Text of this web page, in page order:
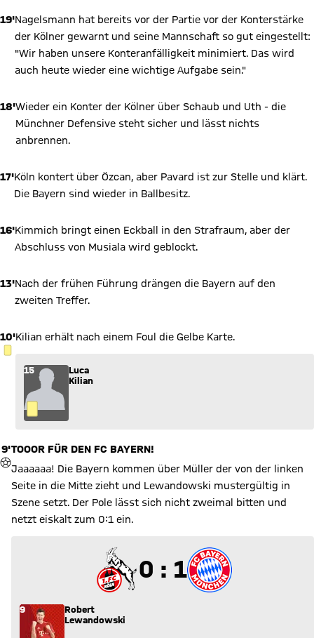
wird für alle Inhalte des sozialen Netzwerks auf unserer Website
gespeichert und Sie können dies jederzeit in der Cookie-
Einwilligungslösungändern. Details:Datenschutzerklärung
19'Nagelsmann hat bereits vor der Partie vor der Konterstärke
der Kölner gewarnt und seine Mannschaft so gut eingestellt:
"Wir haben unsere Konteranfälligkeit minimiert. Das wird
auch heute wieder eine wichtige Aufgabe sein."
18'Wieder ein Konter der Kölner über Schaub und Uth - die
Münchner Defensive steht sicher und lässt nichts
anbrennen.
17'Köln kontert über Özcan, aber Pavard ist zur Stelle und klärt.
Die Bayern sind wieder in Ballbesitz.
16'Kimmich bringt einen Eckball in den Strafraum, aber der
Abschluss von Musiala wird geblockt.
13'Nach der frühen Führung drängen die Bayern auf den
zweiten Treffer.
10'
GELBE KARTE
Kilian erhält nach einem Foul die Gelbe Karte.
15
Luca
Kilian
9'
TOR
TOOOR FÜR DEN FC BAYERN!
Jaaaaaa! Die Bayern kommen über Müller der von der linken
Seite in die Mitte zieht und Lewandowski mustergültig in
Szene setzt. Der Pole lässt sich nicht zweimal bitten und
netzt eiskalt zum 0:1 ein.
0 zu 1
0 : 1
9
Robert
Lewandowski